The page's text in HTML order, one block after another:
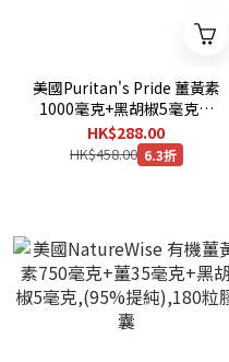
美國Puritan's Pride 薑黃素
1000毫克+黑胡椒5毫克，
120粒膠囊
HK$288.00
HK$458.00 6.3折